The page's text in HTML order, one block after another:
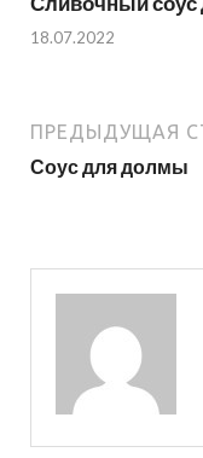
18.07.2022
ПРЕДЫДУЩАЯ
Соус для долмы